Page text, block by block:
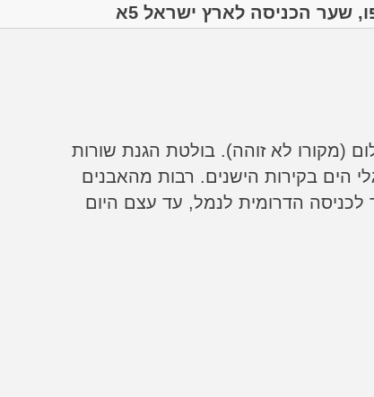
שער הכניסה לארץ ישראל 5א
(מקורו לא זוהה). בולטת הגנת שורות
הים בקירות הישנים. רבות מהאבנים
לכניסה הדרומית לנמל, עד עצם היום